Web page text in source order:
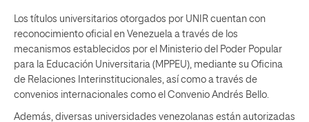
Los títulos universitarios otorgados por UNIR cuentan con
reconocimiento oficial en Venezuela a través de los
mecanismos establecidos por el Ministerio del Poder Popular
para la Educación Universitaria (MPPEU), mediante su Oficina
de Relaciones Interinstitucionales, así como a través de
convenios internacionales como el Convenio Andrés Bello.
Además, diversas universidades venezolanas están autorizadas